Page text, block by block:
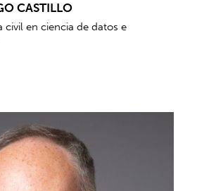
CASTILLO
civil en ciencia de datos e